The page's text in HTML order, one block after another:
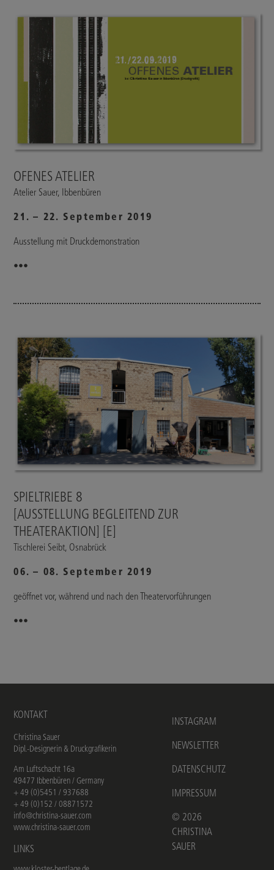
OFENES ATELIER
Atelier Sauer, Ibbenbüren
21. – 22. September 2019
Ausstellung mit Druckdemonstration
•••
SPIELTRIEBE 8
[AUSSTELLUNG BEGLEITEND ZUR
THEATERAKTION] [E]
Tischlerei Seibt, Osnabrück
06. – 08. September 2019
geöffnet vor, während und nach den Theatervorführungen
•••
KONTAKT
Christina Sauer
Dipl.-Designerin & Druckgrafikerin
Am Luftschacht 16a
49477 Ibbenbüren / Germany
+ 49 (0)5451 / 937688
+ 49 (0)152 / 08871572
info@christina-sauer.com
www.christina-sauer.com
LINKS
INSTAGRAM
NEWSLETTER
DATENSCHUTZ
IMPRESSUM
© 2026
CHRISTINA
SAUER